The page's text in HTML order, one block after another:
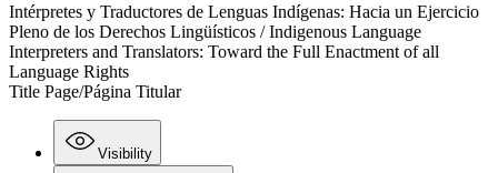
Intérpretes y Traductores de Lenguas Indígenas: Hacia un Ejercicio
Pleno de los Derechos Lingüísticos / Indigenous Language
Interpreters and Translators: Toward the Full Enactment of all
Language Rights
Title Page/Página Titular
Visibility